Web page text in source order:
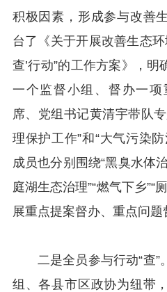
积极因素，形成参与改善
台了《关于开展改善生态环
查’行动”的工作方案》，
一个监督小组、督办一
席、党组书记黄清宇带队
理保护工作”和“大气污染
成员也分别围绕“黑臭水体
庭湖生态治理”“燃气下乡”“
展重点提案督办、重点问题
二是全员参与行动“查
组、各县市区政协为纽带